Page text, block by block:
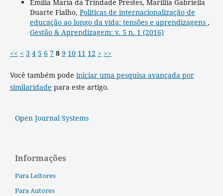
Emília Maria da Trindade Prestes, Marillia Gabriella
Duarte Fialho, Políticas de internacionalização de
educação ao longo da vida: tensões e aprendizagens ,
Gestão & Aprendizagem: v. 5 n. 1 (2016)
<< < 3 4 5 6 7 8 9 10 11 12 > >>
Você também pode iniciar uma pesquisa avançada por
similaridade para este artigo.
Open Journal Systems
Informações
Para Leitores
Para Autores